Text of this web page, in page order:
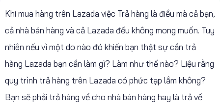
Khi mua hàng trên Lazada việc Trả hàng là điều mà cả bạn,
cả nhà bán hàng và cả Lazada đều không mong muốn. Tuy
nhiên nếu vì một do nào đó khiến bạn thật sự cần trả
hàng Lazada bạn cần làm gì? Làm như thế nào? Liệu rằng
quy trình trả hàng trên Lazada có phức tạp lắm không?
Bạn sẽ phải trả hàng về cho nhà bán hàng hay là trả về